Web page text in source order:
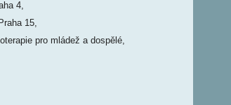
4,
15,
pro mládež a dospělé,